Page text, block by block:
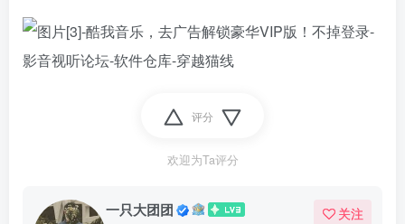
评分
欢迎为Ta评分
一只大团团 关注